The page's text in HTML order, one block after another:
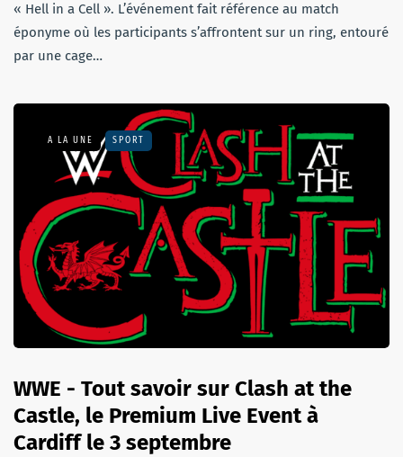
« Hell in a Cell ». L’événement fait référence au match
éponyme où les participants s’affrontent sur un ring, entouré
par une cage…
A LA UNE SPORT
WWE - Tout savoir sur Clash at the
Castle, le Premium Live Event à
Cardiff le 3 septembre